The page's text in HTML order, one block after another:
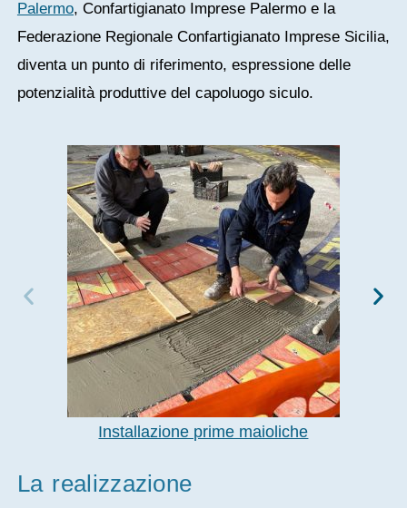
Palermo, Confartigianato Imprese Palermo e la
Federazione Regionale Confartigianato Imprese Sicilia,
diventa un punto di riferimento, espressione delle
potenzialità produttive del capoluogo siculo.
Installazione prime maioliche
La realizzazione